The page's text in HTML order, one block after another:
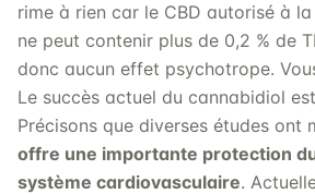
rime à rien car le CBD autorisé à
ne peut contenir plus de 0,2 % de
donc aucun effet psychotrope.
Le succès actuel du cannabidiol
Précisons que diverses études ont
offre une importante protection
système cardiovasculaire.